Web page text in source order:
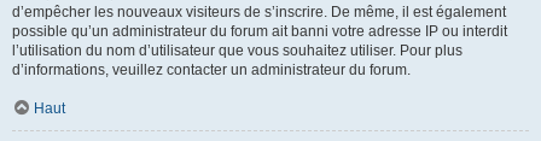
d’empêcher les nouveaux visiteurs de s’inscrire. De même, il est également
possible qu’un administrateur du forum ait banni votre adresse IP ou interdit
l’utilisation du nom d’utilisateur que vous souhaitez utiliser. Pour plus
d’informations, veuillez contacter un administrateur du forum.
Haut